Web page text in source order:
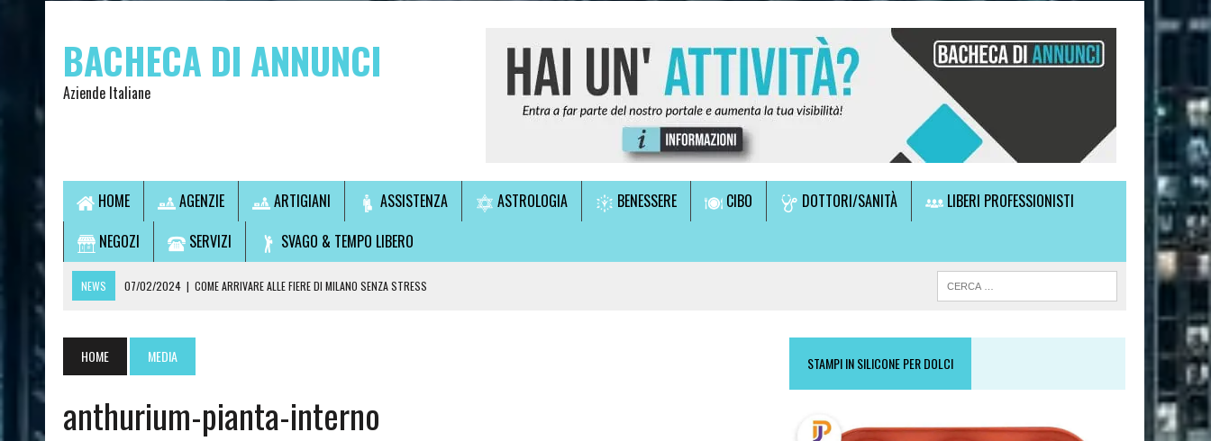
BACHECA DI ANNUNCI
Aziende Italiane
HOME AGENZIE ARTIGIANI ASSISTENZA ASTROLOGIA BENESSERE CIBO DOTTORI/SANITÀ
LIBERI PROFESSIONISTI
NEGOZI
SERVIZI SVAGO & TEMPO LIBERO
NEWS 07/02/2024 | COME ARRIVARE ALLE FIERE DI MILANO SENZA STRESS
28/07/2021 | CONSULTI DI CARTOMANZIA
08/03/2024
QUALI SONO LE MIGLIORI PIANTE DA APPARTAMENTO
HOME MEDIA
anthurium-pianta-interno
STAMPI IN SILICONE PER DOLCI